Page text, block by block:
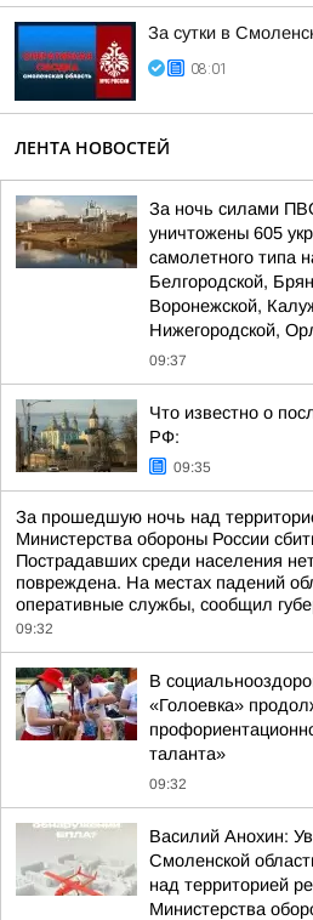
За сутки в
08:01
ЛЕНТА НОВОСТЕЙ
За ночь силами
уничтожены 605
самолетного типа
Белгородской,
Воронежской,
Нижегородской,
09:37
Что известно о
РФ:
09:35
За прошедшую ночь над
Министерства обороны России
Пострадавших среди населения
повреждена. На местах падений
оперативные службы, сообщил
09:32
В
«Голоевка»
таланта»
09:32
Василий Анохин:
Смоленской
над территорией
Министерства